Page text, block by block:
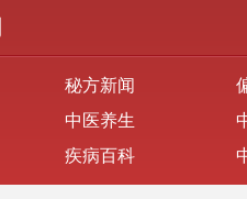
秘方新闻
中医养生
疾病百科